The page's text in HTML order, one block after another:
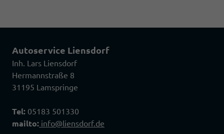
Autoservice Liensdorf
Inh. Lars Liensdorf
Hermannstraße 8
31195 Lamspringe
Tel: 05183 501330
mailto: info@liensdorf.de